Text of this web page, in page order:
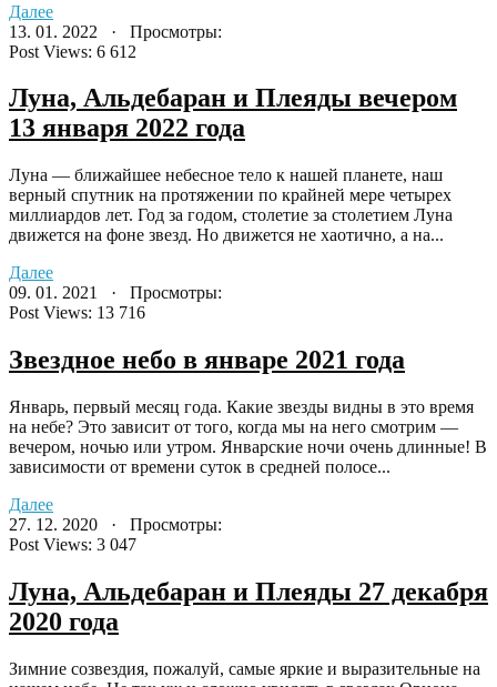
Далее
13. 01. 2022 · Просмотры:
Post Views: 6 612
Луна, Альдебаран и Плеяды вечером
13 января 2022 года
Луна — ближайшее небесное тело к нашей планете, наш
верный спутник на протяжении по крайней мере четырех
миллиардов лет. Год за годом, столетие за столетием Луна
движется на фоне звезд. Но движется не хаотично, а на...
Далее
09. 01. 2021 · Просмотры:
Post Views: 13 716
Звездное небо в январе 2021 года
Январь, первый месяц года. Какие звезды видны в это время
на небе? Это зависит от того, когда мы на него смотрим —
вечером, ночью или утром. Январские ночи очень длинные! В
зависимости от времени суток в средней полосе...
Далее
27. 12. 2020 · Просмотры:
Post Views: 3 047
Луна, Альдебаран и Плеяды 27 декабря
2020 года
Зимние созвездия, пожалуй, самые яркие и выразительные на